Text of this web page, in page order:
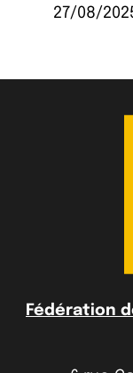
27/08/
Fédération